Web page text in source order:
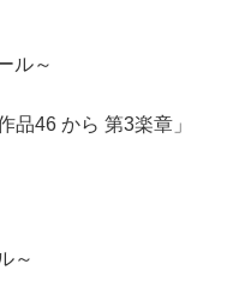
ル～
品46 から 第3楽章」
～